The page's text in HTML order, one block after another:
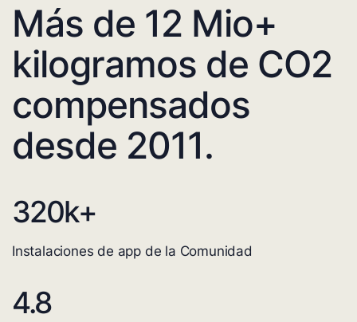
Más de 12 Mio+
kilogramos de CO2
compensados
desde 2011.
320k+
Instalaciones de app de la Comunidad
4.8